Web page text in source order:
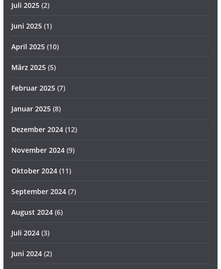
Juli 2025(2)
Juni 2025(1)
April 2025(10)
März 2025(5)
Februar 2025(7)
Januar 2025(8)
Dezember 2024(12)
November 2024(9)
Oktober 2024(11)
September 2024(7)
August 2024(6)
Juli 2024(3)
Juni 2024(2)